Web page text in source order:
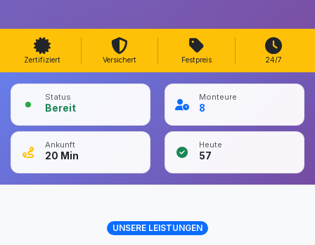
Zertifiziert Versichert Festpreis 24/7
Status
Bereit
Monteure
8
Ankunft
20 Min
Heute
57
UNSERE LEISTUNGEN